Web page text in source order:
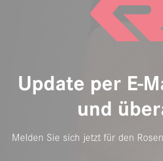
Update per E-
und
Melden Sie sich jetzt für den